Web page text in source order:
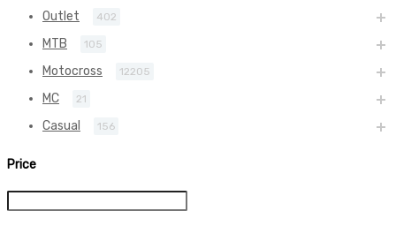
Left
Outlet 402
MTB 105
Motocross 12205
MC 21
Casual 156
Price